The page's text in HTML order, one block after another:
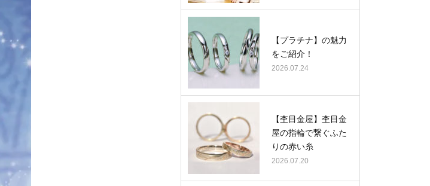
【プラチナ】の魅力
をご紹介！
2026.07.24
【杢目金屋】杢目金
屋の指輪で繋ぐふた
りの赤い糸
2026.07.20